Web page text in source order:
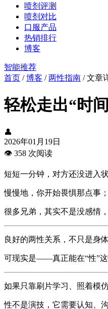
喷剂评测
喷剂对比
口服产品
热销排行
博客
智能推荐
首页 /博客 /两性指南 /文章
轻松走出“时
👤
2026年01月19日
👁️ 358 次阅读
短短一分钟，对方还没进入
慢慢地，你开始畏惧那点事
很多兄弟，其实不是没感情
良好的两性关系，不只是身
可现实是——真正能在“性”这
如果只靠刷片学习、照着模
性不是演技，它需要认知、